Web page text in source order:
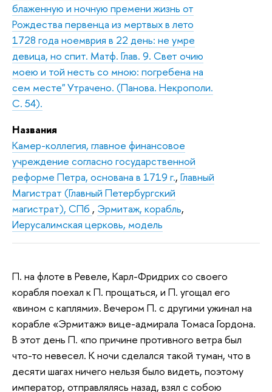
блаженную и ночную премени жизнь от
Рождества первенца из мертвых в лето
1728 года ноемврия в 22 день: не умре
девица, но спит. Матф. Глав. 9. Свет очию
моею и той несть со мною: погребена на
сем месте" Утрачено. (Панова. Некрополи.
С. 54).
Названия
Камер-коллегия, главное финансовое
учреждение согласно государственной
реформе Петра, основана в 1719 г., Главный
Магистрат (Главный Петербургский
магистрат), СПб , Эрмитаж, корабль,
Иерусалимская церковь, модель
П. на флоте в Ревеле, Карл-Фридрих со своего
корабля поехал к П. прощаться, и П. угощал его
«вином с каплями». Вечером П. с другими ужинал на
корабле «Эрмитаж» вице-адмирала Томаса Гордона.
В этот день П. «по причине противного ветра был
что-то невесел. К ночи сделался такой туман, что в
десяти шагах ничего нельзя было видеть, поэтому
император, отправлялясь назад, взял с собою